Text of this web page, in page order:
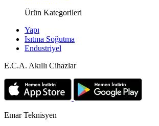
Ürün Kategorileri
Yapı
Isıtma Soğutma
Endustriyel
E.C.A. Akıllı Cihazlar
Emar Teknisyen